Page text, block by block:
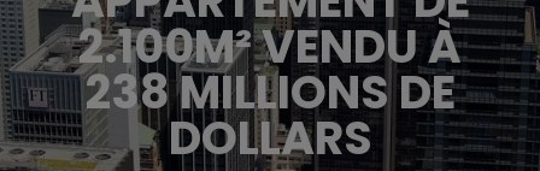
2.100M² VENDU À
238 MILLIONS DE
DOLLARS